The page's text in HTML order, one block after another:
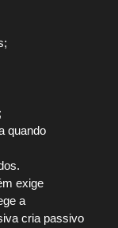
quando
exige
a
cria passivo